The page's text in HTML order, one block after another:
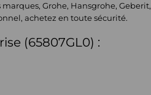
Grohe, Hansgrohe, Geberit,
achetez en toute sécurité.
(65807GL0) :